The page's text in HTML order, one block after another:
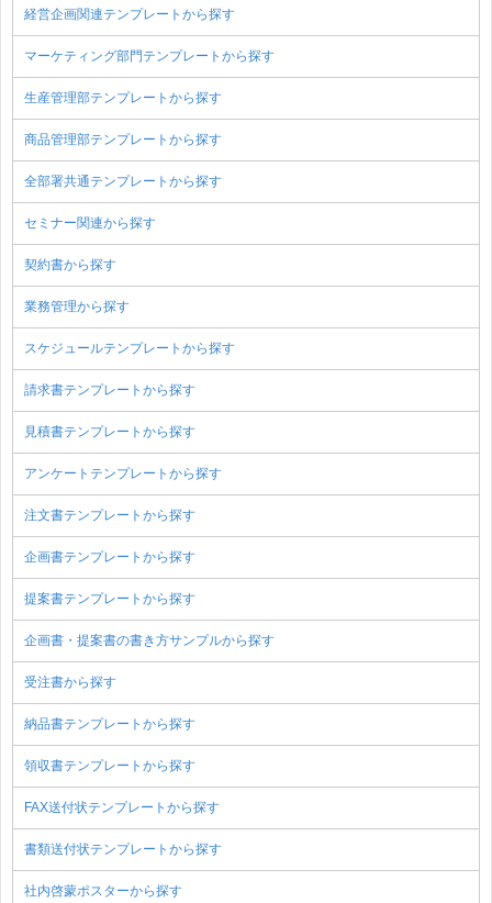
経営企画関連テンプレートから探す
マーケティング部門テンプレートから探す
生産管理部テンプレートから探す
商品管理部テンプレートから探す
全部署共通テンプレートから探す
セミナー関連から探す
契約書から探す
業務管理から探す
スケジュールテンプレートから探す
請求書テンプレートから探す
見積書テンプレートから探す
アンケートテンプレートから探す
注文書テンプレートから探す
企画書テンプレートから探す
提案書テンプレートから探す
企画書・提案書の書き方サンプルから探す
受注書から探す
納品書テンプレートから探す
領収書テンプレートから探す
FAX送付状テンプレートから探す
書類送付状テンプレートから探す
社内啓蒙ポスターから探す